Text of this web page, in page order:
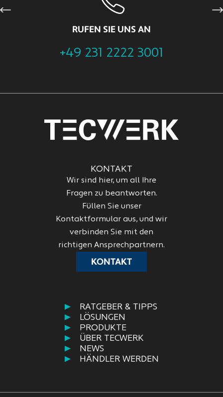
RUFEN SIE UNS AN
+49 231 2222 3001
Previous
RATGEBER & TIPPS
LÖSUNGEN
PRODUKTE
ÜBER TECWERK
NEWS
HÄNDLER WERDEN
KONTAKT
Wir sind hier, um all Ihre
Fragen zu beantworten.
Füllen Sie unser
Kontaktformular aus, und wir
verbinden Sie mit den
richtigen Ansprechpartnern.
KONTAKT